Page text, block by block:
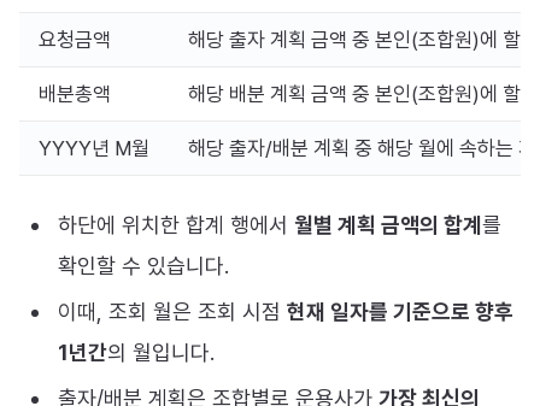
요청금액 해당 출자 계획 금액 중 본인(조합원)에 할
배분총액 해당 배분 계획 금액 중 본인(조합원)에 할
YYYY년 M월 해당 출자/배분 계획 중 해당 월에 속하는
하단에 위치한 합계 행에서 월별 계획 금액의 합계 를
확인할 수 있습니다.
이때, 조회 월은 조회 시점 현재 일자를 기준으로 향후
1년간의 월입니다.
출자/배분 계획은 조합별로 운용사가 가장 최신의